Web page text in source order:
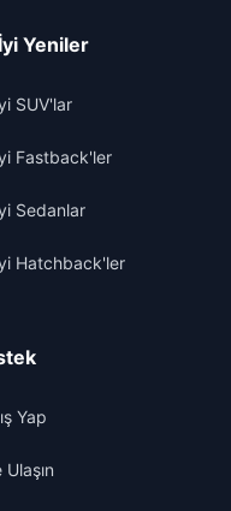
Yeniler
SUV'lar
Fastback'ler
Sedanlar
Hatchback'ler
Yap
Ulaşın